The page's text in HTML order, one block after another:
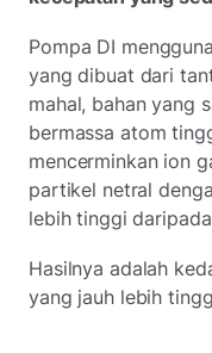
Pompa DI
yang dibuat dari
mahal, bahan yang
bermassa atom
mencerminkan ion
partikel netral
lebih tinggi
Hasilnya adalah
yang jauh lebih